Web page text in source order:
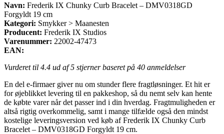
Navn: Frederik IX Chunky Curb Bracelet – DMV0318GD
Forgyldt 19 cm
Kategori: Smykker > Maanesten
Producent: Frederik IX Studios
Varenummer: 22002-47473
EAN:
Vurderet til 4.4 ud af 5 stjerner baseret på 40 anmeldelser
En del e-firmaer giver nu om stunder flere fragtløsninger. Et hit er
for øjeblikket levering til en pakkeshop, så du nemt selv kan hente
de købte varer når det passer ind i din hverdag. Fragtmuligheden er
altså rigtig overkommelig, samt i mange tilfælde også den mindst
kostelige leveringsversion ved køb af Frederik IX Chunky Curb
Bracelet – DMV0318GD Forgyldt 19 cm.